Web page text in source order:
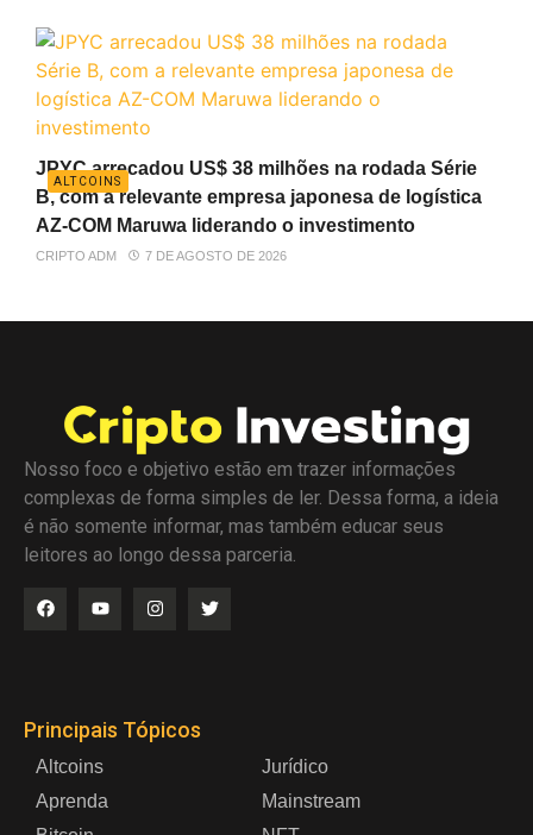
ALTCOINS
JPYC arrecadou US$ 38 milhões na rodada Série
B, com a relevante empresa japonesa de logística
AZ-COM Maruwa liderando o investimento
CRIPTO ADM 7 DE AGOSTO DE 2026
Nosso foco e objetivo estão em trazer informações
complexas de forma simples de ler. Dessa forma, a ideia
é não somente informar, mas também educar seus
leitores ao longo dessa parceria.
Principais Tópicos
Altcoins
Aprenda
Jurídico
Mainstream